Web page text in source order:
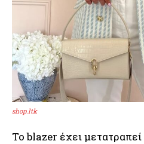
shop.ltk
Το blazer έχει